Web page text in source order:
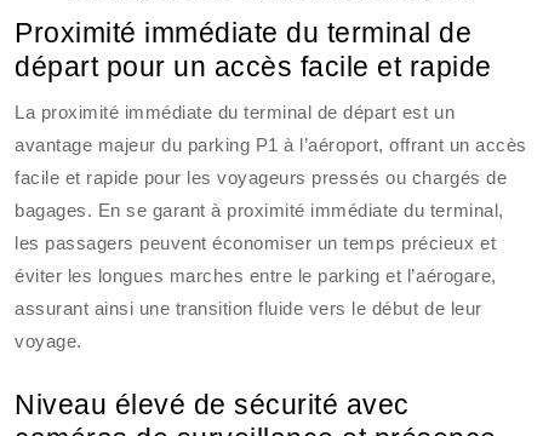
Proximité immédiate du terminal de
départ pour un accès facile et rapide
La proximité immédiate du terminal de départ est un
avantage majeur du parking P1 à l’aéroport, offrant un accès
facile et rapide pour les voyageurs pressés ou chargés de
bagages. En se garant à proximité immédiate du terminal,
les passagers peuvent économiser un temps précieux et
éviter les longues marches entre le parking et l’aérogare,
assurant ainsi une transition fluide vers le début de leur
voyage.
Niveau élevé de sécurité avec